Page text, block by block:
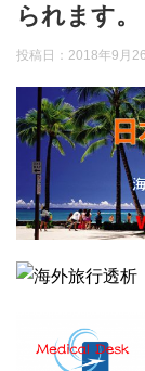
られます。
投稿日： 2018年9月